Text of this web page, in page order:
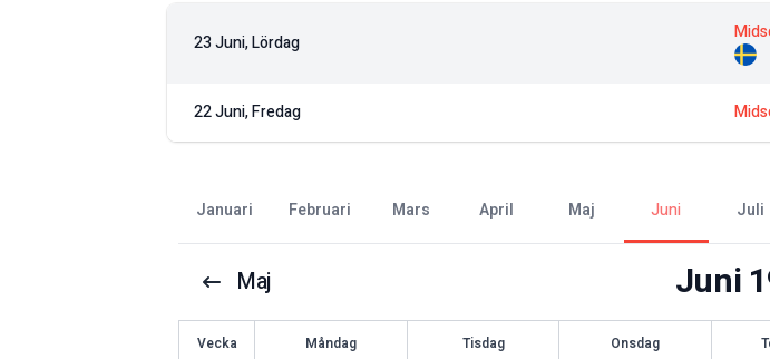
23 Juni, Lördag
22 Juni, Fredag
januari februari mars april maj juni juli
Maj Juni
Vecka Måndag Tisdag Onsdag